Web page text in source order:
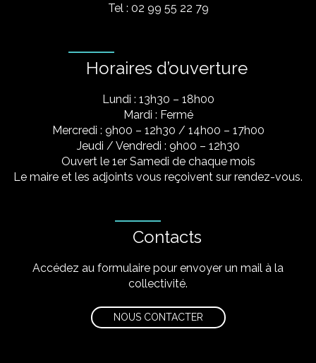
Tel : 02 99 55 22 79
Horaires d’ouverture
Lundi : 13h30 – 18h00
Mardi : Fermé
Mercredi : 9h00 – 12h30 / 14h00 – 17h00
Jeudi / Vendredi : 9h00 – 12h30
Ouvert le 1er Samedi de chaque mois
Le maire et les adjoints vous reçoivent sur rendez-vous.
Contacts
Accédez au formulaire pour envoyer un mail à la
collectivité.
NOUS CONTACTER